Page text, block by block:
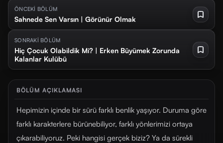
ÖNCEKİ BÖLÜM
Sahnede Sen Varsın | Görünür Olmak
SONRAKİ BÖLÜM
Hiç Çocuk Olabildik Mi? | Erken Büyümek Zorunda
Kalanlar Kulübü
BÖLÜM AÇIKLAMASI
Hepimizin içinde bir sürü farklı benlik yaşıyor. Duruma göre
farklı karakterlere bürünebiliyor, farklı yönlerimizi ortaya
çıkarabiliyoruz. Peki hangisi gerçek biziz? Ya da sürekli